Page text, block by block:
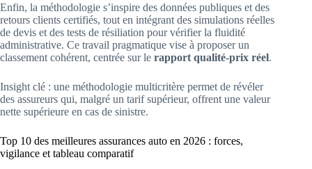
Enfin, la méthodologie s’inspire des données publiques et des
retours clients certifiés, tout en intégrant des simulations réelles
de devis et des tests de résiliation pour vérifier la fluidité
administrative. Ce travail pragmatique vise à proposer un
classement cohérent, centrée sur le rapport qualité-prix réel.
Insight clé : une méthodologie multicritère permet de révéler
des assureurs qui, malgré un tarif supérieur, offrent une valeur
nette supérieure en cas de sinistre.
Top 10 des meilleures assurances auto en 2026 : forces,
vigilance et tableau comparatif